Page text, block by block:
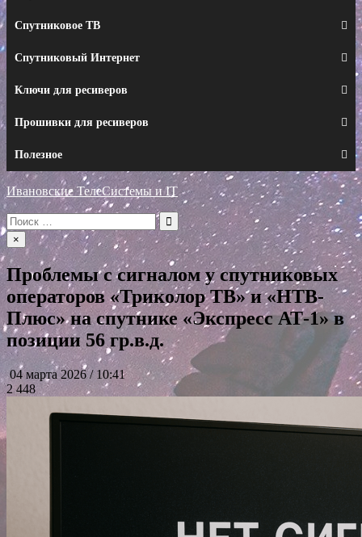
Спутниковое ТВ
Спутниковый Интернет
Ключи для ресиверов
Прошивки для ресиверов
Полезное
Ивановские ТелеСистемы и IT
Искать:
×
Проблемы с сигналом у спутниковых
операторов «Триколор ТВ» и «НТВ-
Плюс» на спутнике «Экспресс АТ-1» в
позиции 56 гр.в.д.
04 марта 2026 / 10:41
2 448